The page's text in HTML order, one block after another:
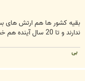
بقیه کشور ها هم ارتش های
ندارند و تا 20 سال آینده هم خطری نخواهند بود.
بی